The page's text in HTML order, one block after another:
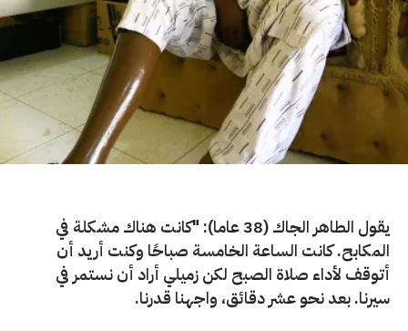
يقول الطاهر الجاك (38 عاما): "كانت هناك مشكلة في
المكابح. كانت الساعة الخامسة صباحًا وكنت أريد أن
أتوقف لأداء صلاة الصبح لكن زميلي أراد أن نستمر في
سيرنا. بعد نحو عشر دقائق، واجهنا قدرنا.